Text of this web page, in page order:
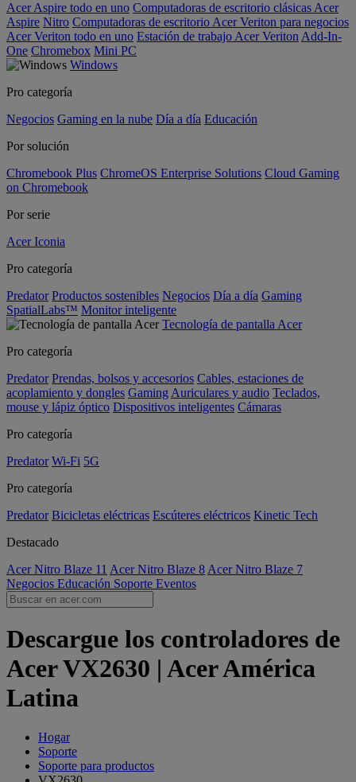
Acer Aspire todo en uno Computadoras de escritorio clásicas Acer
Aspire Nitro Computadoras de escritorio Acer Veriton para negocios
Acer Veriton todo en uno Estación de trabajo Acer Veriton Add-In-
One Chromebox Mini PC
Windows
Pro categoría
Negocios Gaming en la nube Día a día Educación
Por solución
Chromebook Plus ChromeOS Enterprise Solutions Cloud Gaming
on Chromebook
Por serie
Acer Iconia
Pro categoría
Predator Productos sostenibles Negocios Día a día Gaming
SpatialLabs™ Monitor inteligente
Tecnología de pantalla Acer
Pro categoría
Predator Prendas, bolsos y accesorios Cables, estaciones de
acoplamiento y dongles Gaming Auriculares y audio Teclados,
mouse y lápiz óptico Dispositivos inteligentes Cámaras
Pro categoría
Predator Wi-Fi 5G
Pro categoría
Predator Bicicletas eléctricas Escúteres eléctricos Kinetic Tech
Destacado
Acer Nitro Blaze 11 Acer Nitro Blaze 8 Acer Nitro Blaze 7
Negocios Educación Soporte Eventos
Descargue los controladores de
Acer VX2630 | Acer América
Latina
Hogar
Soporte
Soporte para productos